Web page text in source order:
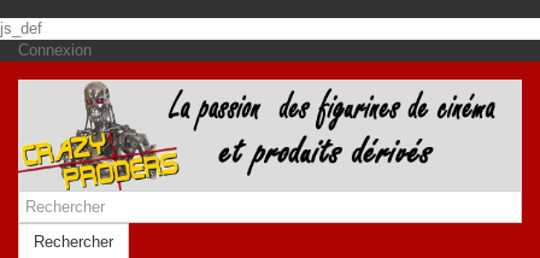
js_def
Connexion
Rechercher